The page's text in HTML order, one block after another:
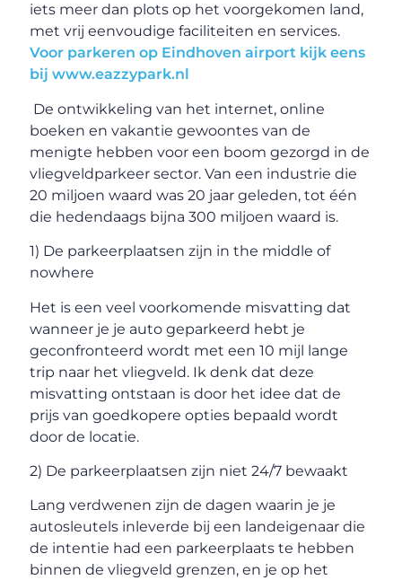
iets meer dan plots op het voorgekomen land,
met vrij eenvoudige faciliteiten en services.
Voor parkeren op Eindhoven airport kijk eens
bij www.eazzypark.nl
De ontwikkeling van het internet, online
boeken en vakantie gewoontes van de
menigte hebben voor een boom gezorgd in de
vliegveldparkeer sector. Van een industrie die
20 miljoen waard was 20 jaar geleden, tot één
die hedendaags bijna 300 miljoen waard is.
1) De parkeerplaatsen zijn in the middle of
nowhere
Het is een veel voorkomende misvatting dat
wanneer je je auto geparkeerd hebt je
geconfronteerd wordt met een 10 mijl lange
trip naar het vliegveld. Ik denk dat deze
misvatting ontstaan is door het idee dat de
prijs van goedkopere opties bepaald wordt
door de locatie.
2) De parkeerplaatsen zijn niet 24/7 bewaakt
Lang verdwenen zijn de dagen waarin je je
autosleutels inleverde bij een landeigenaar die
de intentie had een parkeerplaats te hebben
binnen de vliegveld grenzen, en je op het